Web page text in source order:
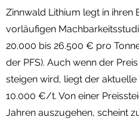
Zinnwald Lithium legt in ihren
vorläufigen
20.000 bis 26.500 € pro
der PFS). Auch wenn der
steigen wird, liegt der
10.000 €/t. Von einer
Jahren auszugehen, scheint